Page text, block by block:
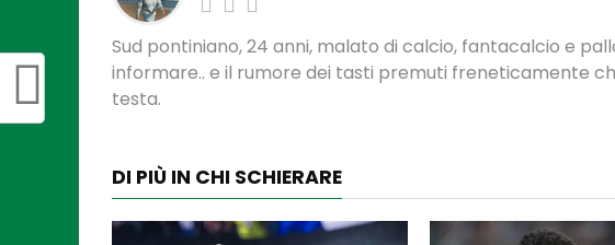
Sud pontiniano, 24 anni, malato di calcio, fantacalcio e
informare.. e il rumore dei tasti premuti freneticamente
testa.
DI PIÙ IN CHI SCHIERARE